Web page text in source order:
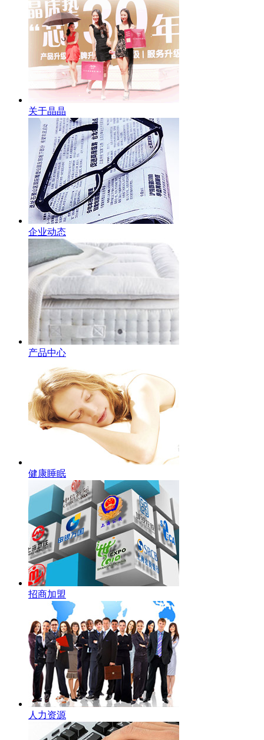
关于晶晶
企业动态
产品中心
健康睡眠
招商加盟
人力资源